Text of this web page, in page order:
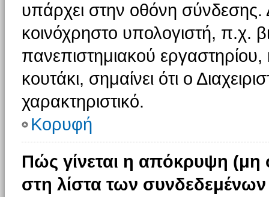
υπάρχει στην οθόνη σύνδεσης.
κοινόχρηστο υπολογιστή, π.χ.
πανεπιστημιακού
κουτάκι, σημαίνει ότι ο
χαρακτηριστικό.
Κορυφή
Πώς γίνεται η απόκρυψη
στη λίστα των